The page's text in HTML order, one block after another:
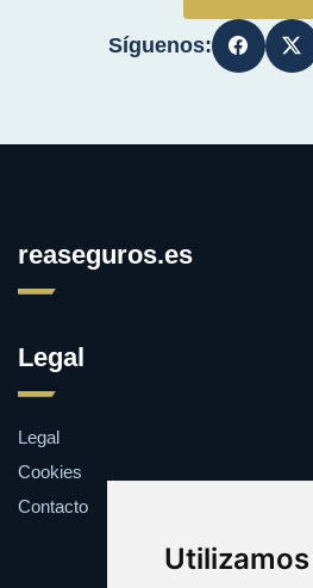
Síguenos:
reaseguros.es
Legal
Legal
Cookies
Contacto